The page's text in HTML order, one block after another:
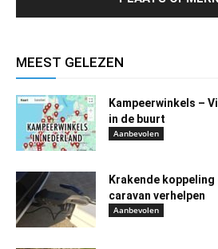
MEEST GELEZEN
Kampeerwinkels –
in de buurt
Aanbevolen
Krakende
caravan verhelpen
Aanbevolen